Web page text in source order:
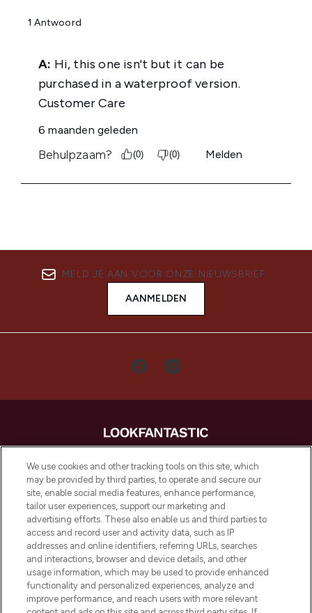
MELD JE AAN VOOR ONZE NIEUWSBRIEF
AANMELDEN
LOOKFANTASTIC is de ultieme online
beautybestemming van Europa, met de
beste huidverzorging, haarproducten en
make-up van meer dan 200 topmerken.
Shop online of via de app, met gratis
verzending vanaf €40.
Cookie-toestemming
Do Not Sell or Share My Personal
Information
We use cookies and other tracking tools on this site, which
may be provided by third parties, to operate and secure our
site, enable social media features, enhance performance,
tailor user experiences, support our marketing and
advertising efforts. These also enable us and third parties to
access and record user and activity data, such as IP
addresses and online identifiers, referring URLs, searches
and interactions, browser and device details, and other
usage information, which may be used to provide enhanced
functionality and personalized experiences, analyze and
improve performance, and reach users with more relevant